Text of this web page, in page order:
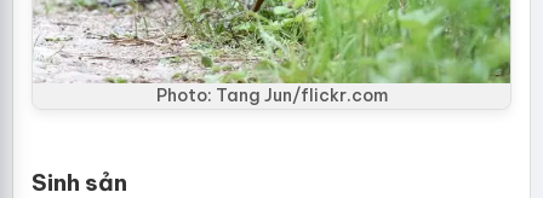
Photo: Tang Jun/flickr.com
Sinh sản